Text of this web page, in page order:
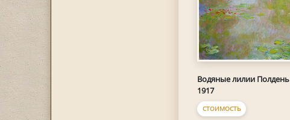
Водяные лилии Полдень
1917
СТОИМОСТЬ